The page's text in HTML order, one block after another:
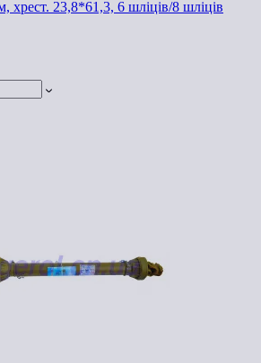
хрест. 23,8*61,3, 6 шліців/8 шліців